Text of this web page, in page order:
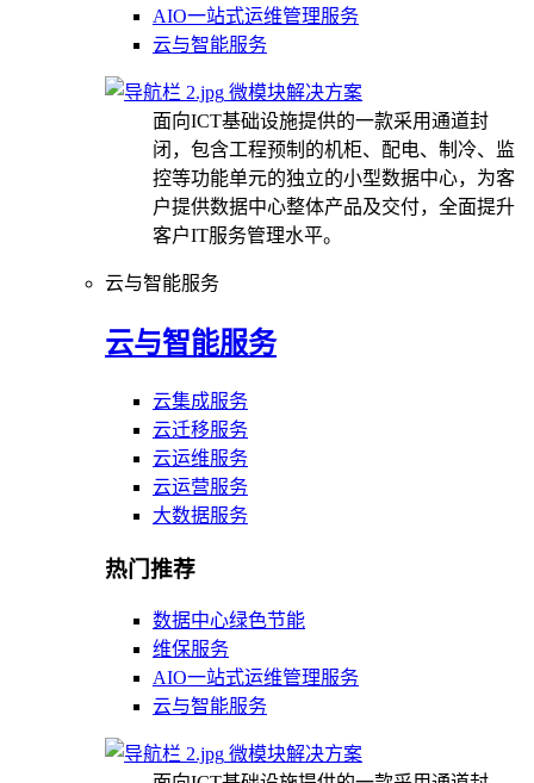
AIO一站式运维管理服务
云与智能服务
微模块解决方案
面向ICT基础设施提供的一款采用通道封
闭，包含工程预制的机柜、配电、制冷、监
控等功能单元的独立的小型数据中心，为客
户提供数据中心整体产品及交付，全面提升
客户IT服务管理水平。
云与智能服务
云与智能服务
云集成服务
云迁移服务
云运维服务
云运营服务
大数据服务
热门推荐
数据中心绿色节能
维保服务
AIO一站式运维管理服务
云与智能服务
微模块解决方案